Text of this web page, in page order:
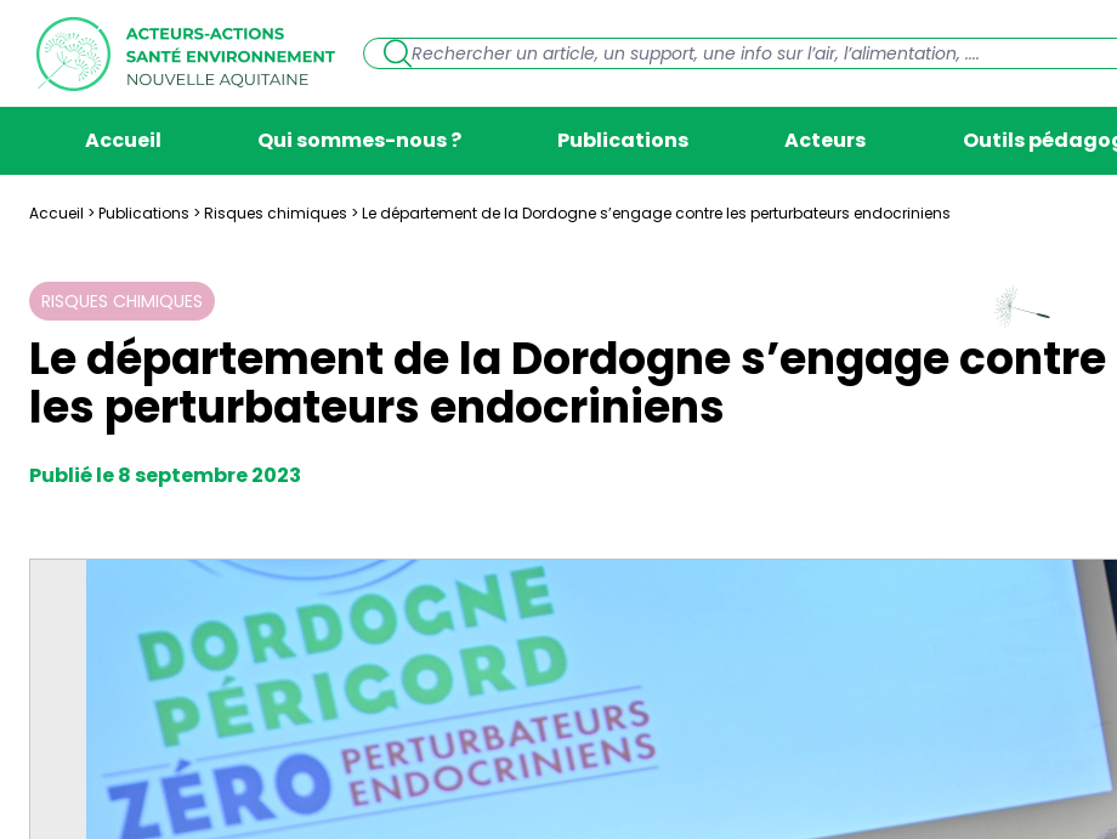
Accueil Qui sommes-nous ? Publications Acteurs Outils
Accueil > Publications > Risques chimiques > Le département de la Dordogne s’engage contre les perturbateurs endocriniens
RISQUES CHIMIQUES
Le département de la Dordogne s’engage contre
les perturbateurs endocriniens
Publié le 8 septembre 2023